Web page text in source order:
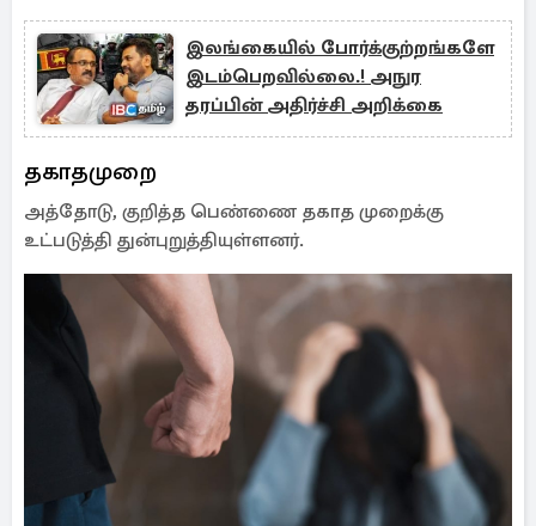
இலங்கையில் போர்க்குற்றங்களே
இடம்பெறவில்லை.! அநுர
தரப்பின் அதிர்ச்சி அறிக்கை
தகாதமுறை
அத்தோடு, குறித்த பெண்ணை தகாத முறைக்கு
உட்படுத்தி துன்புறுத்தியுள்ளனர்.